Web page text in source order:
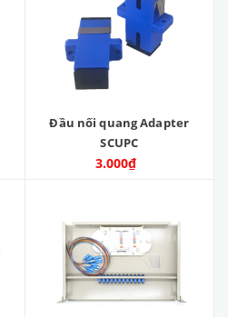
Đầu nối quang Adapter
SCUPC
3.000₫